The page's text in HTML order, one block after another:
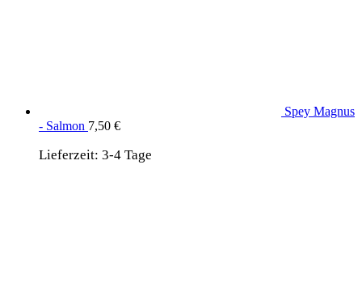
Spey Magnus
- Salmon 7,50 €
Lieferzeit: 3-4 Tage